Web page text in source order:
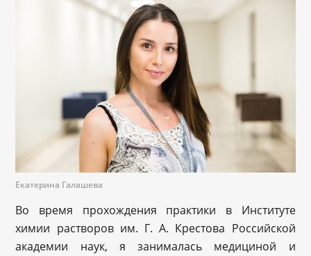
Екатерина Галашева
Во время прохождения практики в Институте
химии растворов им. Г. А. Крестова Российской
академии наук, я занималась медициной и